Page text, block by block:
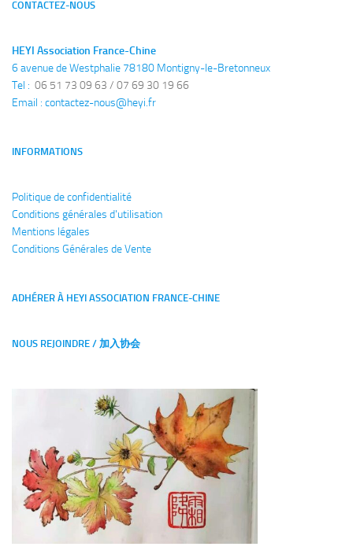
CONTACTEZ-NOUS
HEYI Association France-Chine
6 avenue de Westphalie 78180 Montigny-le-Bretonneux
Tel : 06 51 73 09 63 / 07 69 30 19 66
Email : contactez-nous@heyi.fr
INFORMATIONS
Politique de confidentialité
Conditions générales d'utilisation
Mentions légales
Conditions Générales de Vente
ADHÉRER À HEYI ASSOCIATION FRANCE-CHINE
NOUS REJOINDRE / 加入协会